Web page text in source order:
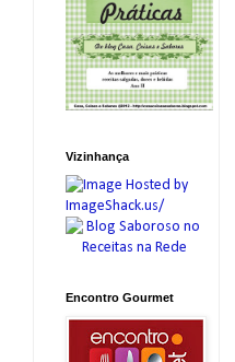
Vizinhança
Encontro Gourmet